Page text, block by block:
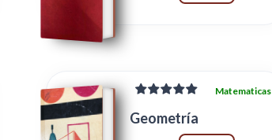
Matematicas
Geometría